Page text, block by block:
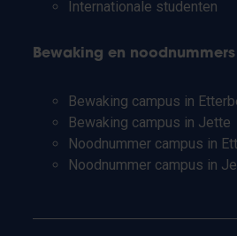
Internationale studenten
Bewaking en noodnummers
Bewaking campus in
Bewaking campus in Jette
Noodnummer campus in
Noodnummer campus in